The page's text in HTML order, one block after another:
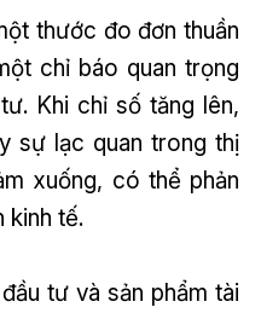
thước đo đơn thuần
chỉ báo quan trọng
Khi chỉ số tăng lên,
sự lạc quan trong thị
xuống, có thể phản
kinh tế.
tư và sản phẩm tài